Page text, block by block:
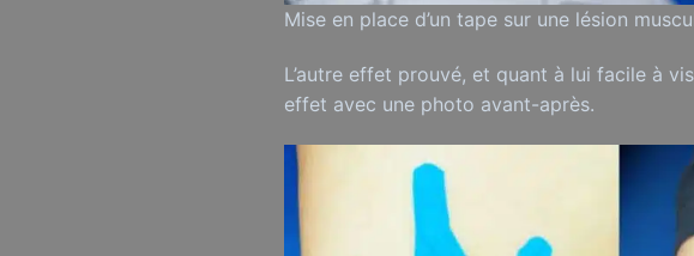
Mise en place d’un tape sur une lésion
L’autre effet prouvé, et quant à lui facile à
effet avec une photo avant-après.